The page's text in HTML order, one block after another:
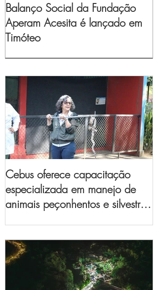
Balanço Social da Fundação
Aperam Acesita é lançado em
Timóteo
Cebus oferece capacitação
especializada em manejo de
animais peçonhentos e silvestres